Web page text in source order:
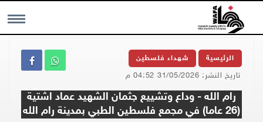
MENU الرئيسية شهداء فلسطين
تاريخ النشر: 31/05/2026 04:52 م
رام الله - وداع وتشييع جثمان الشهيد عماد اشتية
(26 عاما) في مجمع فلسطين الطبي بمدينة رام الله